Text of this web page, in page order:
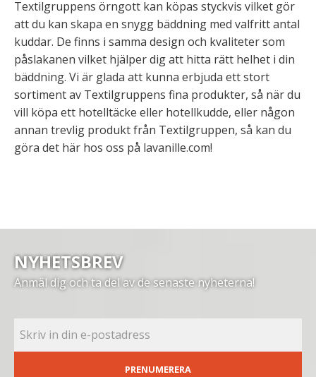
Textilgruppens örngott kan köpas styckvis vilket gör
att du kan skapa en snygg bäddning med valfritt antal
kuddar. De finns i samma design och kvaliteter som
påslakanen vilket hjälper dig att hitta rätt helhet i din
bäddning. Vi är glada att kunna erbjuda ett stort
sortiment av Textilgruppens fina produkter, så när du
vill köpa ett hotelltäcke eller hotellkudde, eller någon
annan trevlig produkt från Textilgruppen, så kan du
göra det här hos oss på lavanille.com!
NYHETSBREV
Anmäl dig och ta del av de senaste nyheterna!
PRENUMERERA